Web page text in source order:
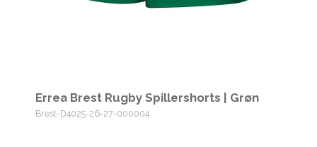
Errea Brest Rugby Spillershorts | Grøn
Brest-D4025-26-27-000004